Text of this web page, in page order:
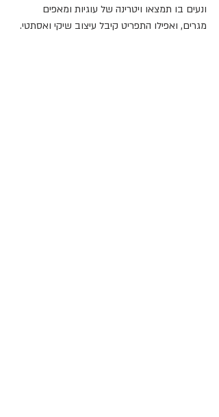
ונעים בו תמצאו ויטרינה של עוגיות ומאפים
מגרים, ואפילו התפריט קיבל עיצוב שיקי ואסתטי.